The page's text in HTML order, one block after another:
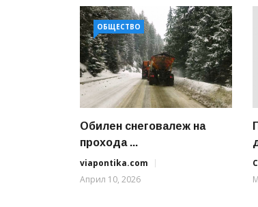
ОБЩЕСТВО
Обилен снеговалеж на
прохода ...
viapontika.com
Април 10, 2026